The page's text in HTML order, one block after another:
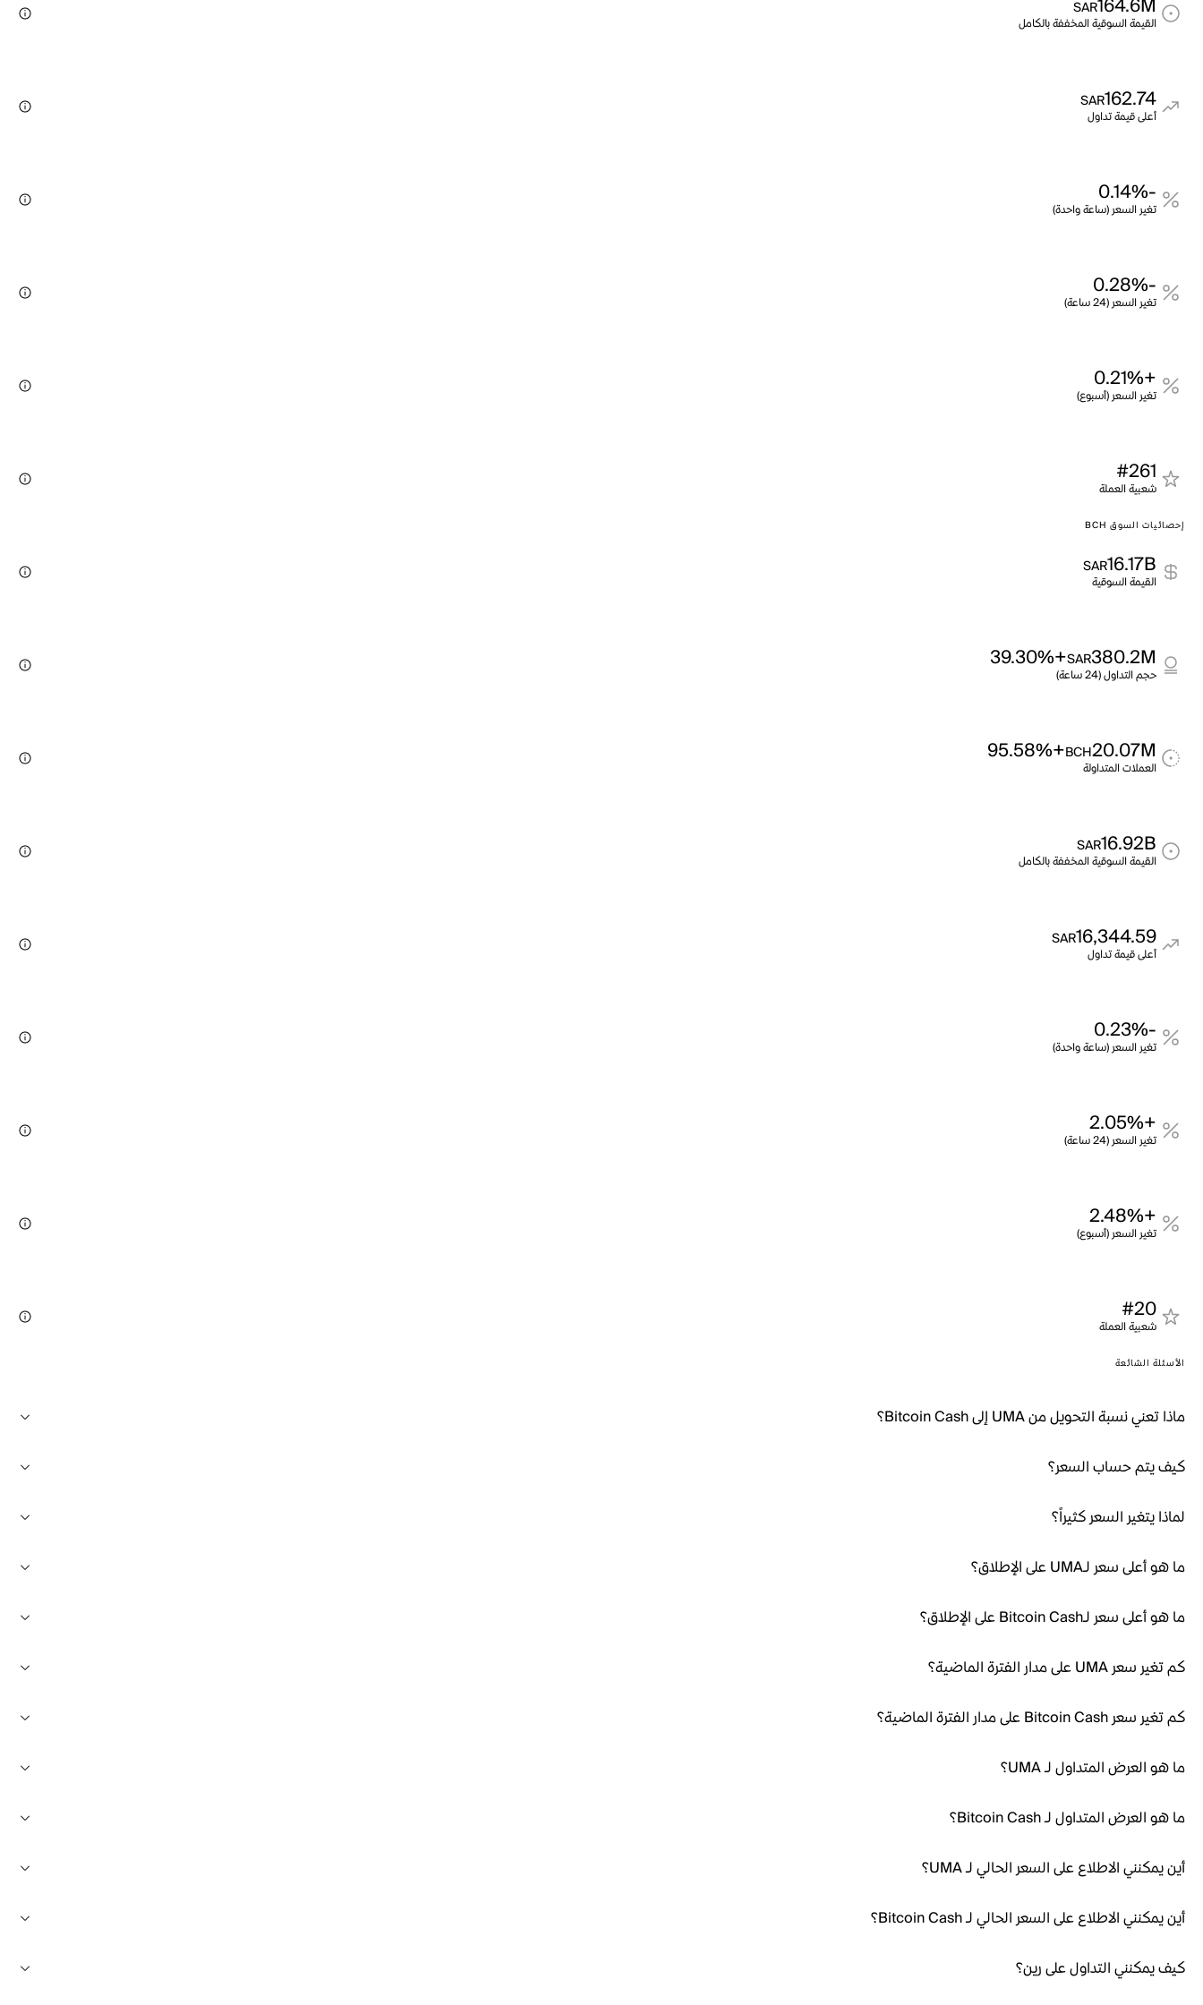
164.6M
SAR
القيمة السوقية المخففة بالكامل
162.74
SAR
أعلى قيمة تداول
-0.14%
تغير السعر (ساعة واحدة)
-0.28%
تغير السعر (24 ساعة)
+0.21%
تغير السعر (أسبوع)
#261
شعبية العملة
إحصائيات السوق BCH
16.17B
SAR
القيمة السوقية
380.2M
SAR
+39.30%
حجم التداول (24 ساعة)
20.07M
BCH
+95.58%
العملات المتداولة
16.92B
SAR
القيمة السوقية المخففة بالكامل
16,344.59
SAR
أعلى قيمة تداول
-0.23%
تغير السعر (ساعة واحدة)
+2.05%
تغير السعر (24 ساعة)
+2.48%
تغير السعر (أسبوع)
#20
شعبية العملة
الأسئلة الشائعة
ماذا تعني نسبة التحويل من UMA إلى Bitcoin Cash؟
كيف يتم حساب السعر؟
لماذا يتغير السعر كثيراً؟
ما هو أعلى سعر لـUMA على الإطلاق؟
ما هو أعلى سعر لـBitcoin Cash على الإطلاق؟
كم تغير سعر UMA على مدار الفترة الماضية؟
كم تغير سعر Bitcoin Cash على مدار الفترة الماضية؟
ما هو العرض المتداول لـ UMA؟
ما هو العرض المتداول لـ Bitcoin Cash؟
أين يمكنني الاطلاع على السعر الحالي لـ UMA؟
أين يمكنني الاطلاع على السعر الحالي لـ Bitcoin Cash؟
كيف يمكنني التداول على رين؟